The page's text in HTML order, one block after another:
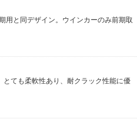
用と同デザイン。ウインカーのみ前期取
ても柔軟性あり、耐クラック性能に優